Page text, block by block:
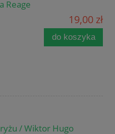
Reage
19,00 zł
do koszyka
/ Wiktor Hugo